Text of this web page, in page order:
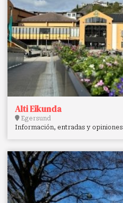
Alti Eikunda
Egersund
Información, entradas y opiniones